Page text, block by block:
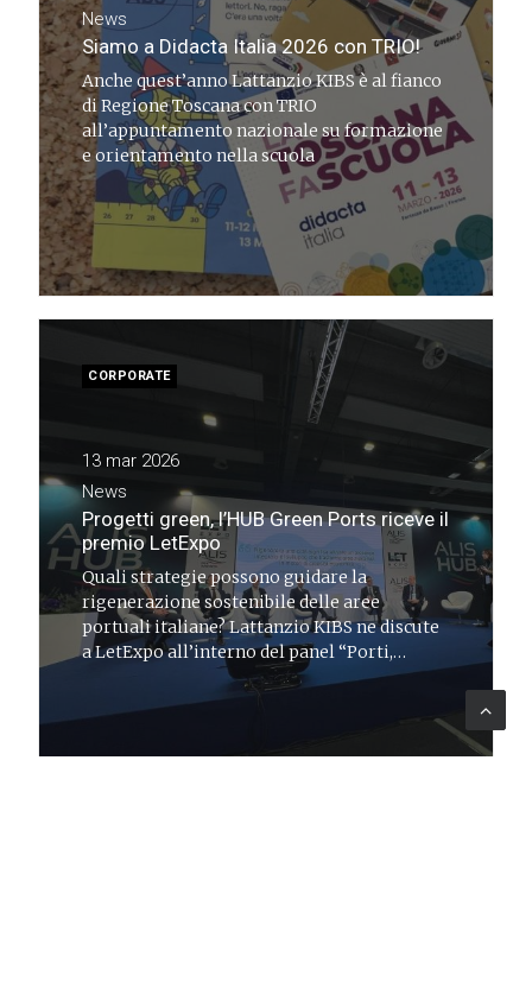
News
Siamo a Didacta Italia 2026 con TRIO!
Anche quest’anno Lattanzio KIBS è al fianco
di Regione Toscana con TRIO
all’appuntamento nazionale su formazione
e orientamento nella scuola
CORPORATE
13 mar 2026
News
Progetti green, l’HUB Green Ports riceve il
premio LetExpo
Quali strategie possono guidare la
rigenerazione sostenibile delle aree
portuali italiane? Lattanzio KIBS ne discute
a LetExpo all’interno del panel “Porti,
interporti e città” e presenta l’HUB Green